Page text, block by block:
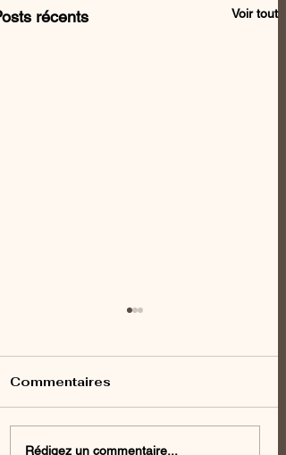
récents Voir tout
Commentaires
Rédigez un commentaire...